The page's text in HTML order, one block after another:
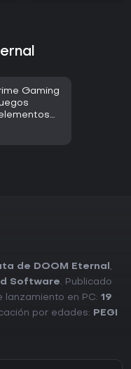
Gaming
y guía de
de DOOM Eternal ,
Software. Publicado
lanzamiento en PC: 19
por edades:
PEGI